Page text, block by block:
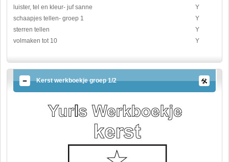
luister, tel en kleur- juf sanne
Y
schaapjes tellen- groep 1
Y
sterren tellen
Y
volmaken tot 10
Y
Kerst werkboekje groep 1/2